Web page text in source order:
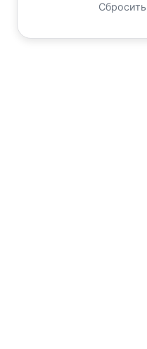
Сбросить